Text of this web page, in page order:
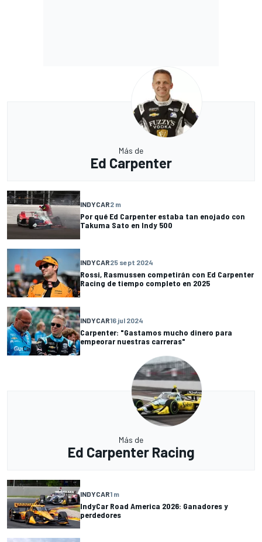
Más de
Ed Carpenter
INDYCAR2 m
Por qué Ed Carpenter estaba tan enojado con
Takuma Sato en Indy 500
INDYCAR25 sept 2024
Rossi, Rasmussen competirán con Ed Carpenter
Racing de tiempo completo en 2025
INDYCAR16 jul 2024
Carpenter: "Gastamos mucho dinero para
empeorar nuestras carreras"
Más de
Ed Carpenter Racing
INDYCAR1 m
IndyCar Road America 2026: Ganadores y
perdedores